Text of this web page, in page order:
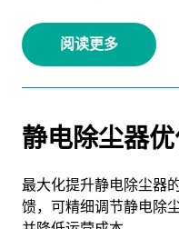
阅读更多
静电除尘器
最大化提升静电除尘器
馈，可精细调节静电除